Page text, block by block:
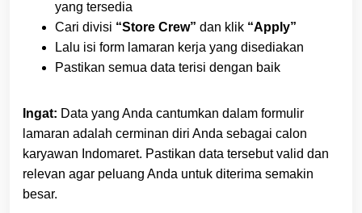
yang tersedia
Cari divisi “Store Crew” dan klik “Apply”
Lalu isi form lamaran kerja yang disediakan
Pastikan semua data terisi dengan baik
Ingat: Data yang Anda cantumkan dalam formulir
lamaran adalah cerminan diri Anda sebagai calon
karyawan Indomaret. Pastikan data tersebut valid dan
relevan agar peluang Anda untuk diterima semakin
besar.